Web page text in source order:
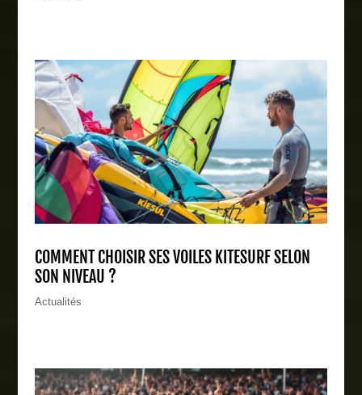
COMMENT CHOISIR SES VOILES KITESURF SELON
SON NIVEAU ?
Actualités